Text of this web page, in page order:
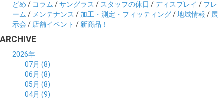
どめ / コラム /サングラス / スタッフの休日 /ディスプレイ / フレ
ーム / メンテナンス / 加工・測定・フィッティング/地域情報 / 展
示会 / 店舗イベント / 新商品！
ARCHIVE
2026年
07月 (8)
06月 (8)
05月 (8)
04月 (9)